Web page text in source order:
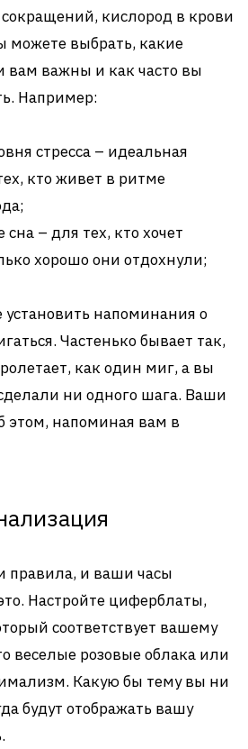
кислород в крови
можете выбрать, какие
вам важны и как часто вы
Например:
стресса – идеальная
кто живет в ритме
– для тех, кто хочет
хорошо они отдохнули;
установить напоминания о
Частенько бывает так,
как один миг, а вы
ни одного шага. Ваши
этом, напоминая вам в
и ваши часы
Настройте циферблаты,
соответствует вашему
веселые розовые облака или
Какую бы тему вы ни
будут отображать вашу